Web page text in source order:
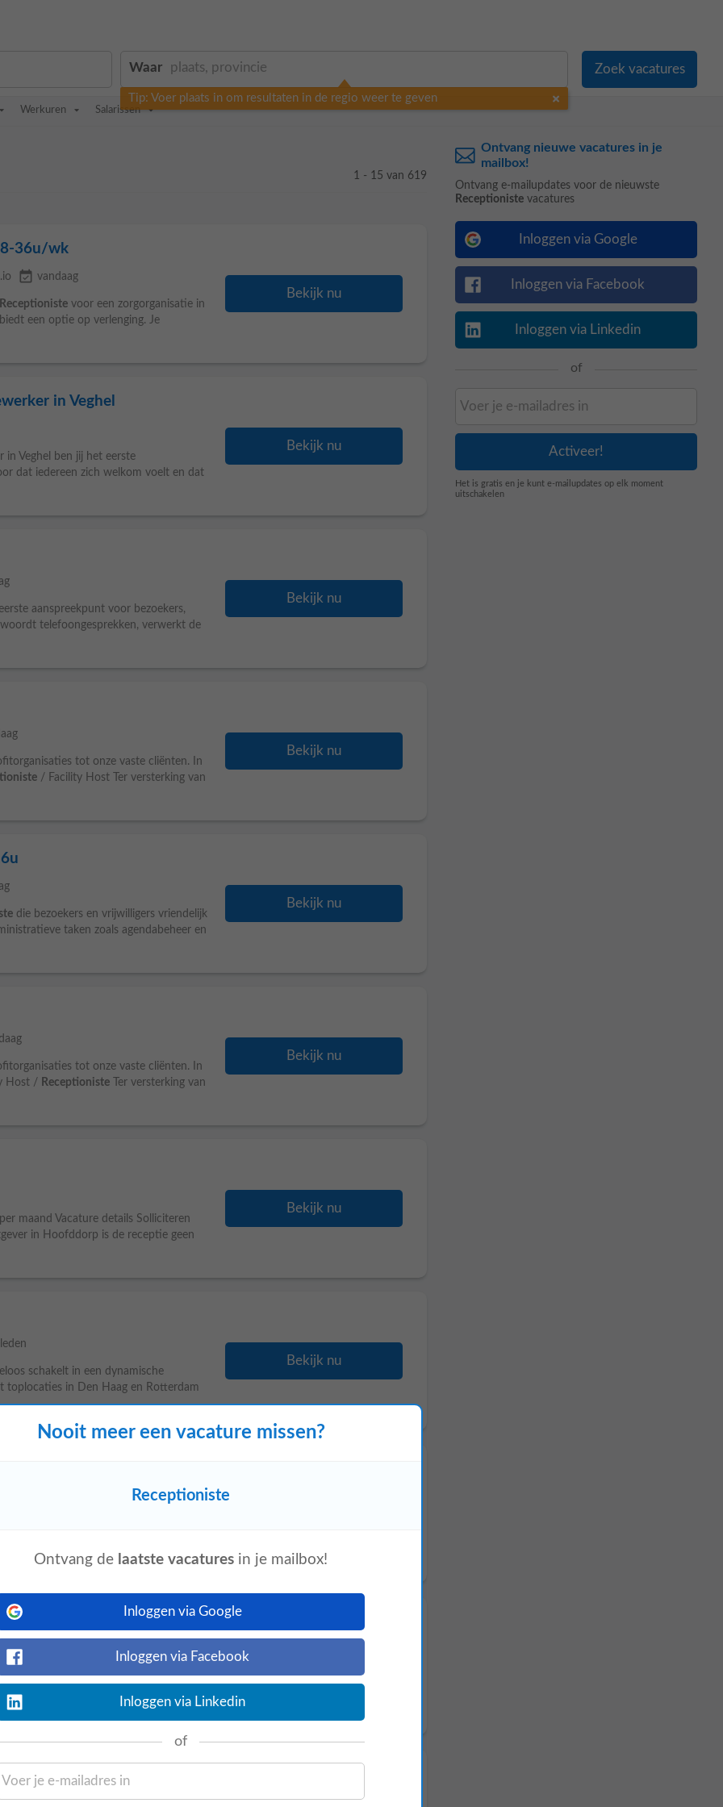
Waar
Tip: Voer plaats in om resultaten in de regio weer te geven
Werkuren Salarissen
1 - 15 van 619
36u/wk
event_available vandaag
Receptioniste voor een zorgorganisatie in
een optie op verlenging. Je
Bekijk nu
in Veghel
in Veghel ben jij het eerste
dat iedereen zich welkom voelt en dat
Bekijk nu
aanspreekpunt voor bezoekers,
telefoongesprekken, verwerkt de
Bekijk nu
tot onze vaste cliënten. In
/ Facility Host Ter versterking van
Bekijk nu
die bezoekers en vrijwilligers vriendelijk
taken zoals agendabeheer en
Bekijk nu
tot onze vaste cliënten. In
Host / Receptioniste Ter versterking van
Bekijk nu
maand Vacature details Solliciteren
in Hoofddorp is de receptie geen
Bekijk nu
schakelt in een dynamische
toplocaties in Den Haag en Rotterdam
Bekijk nu
maar soms heeft een student
dag bij de Universiteit van Utrecht als
elke werkdag laat bruisen. Iemand die
wordt van een kantoor dat soepel
geleden
Ontvang nieuwe vacatures in je
mailbox!
Ontvang e-mailupdates voor de nieuwste
Receptioniste vacatures
Inloggen via Google
Inloggen via Facebook
Inloggen via Linkedin
of
Het is gratis en je kunt e-mailupdates op elk moment
uitschakelen
Nooit meer een vacature missen?
Receptioniste
Ontvang de laatste vacatures in je mailbox!
Inloggen via Google
Inloggen via Facebook
Inloggen via Linkedin
of